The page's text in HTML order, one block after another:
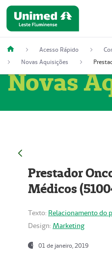
Acesso Rápido
Novas Aquisições
Novas
Prestador
Médicos
Texto: Relacionamento do
Design: Marketing
01 de janeiro, 2019